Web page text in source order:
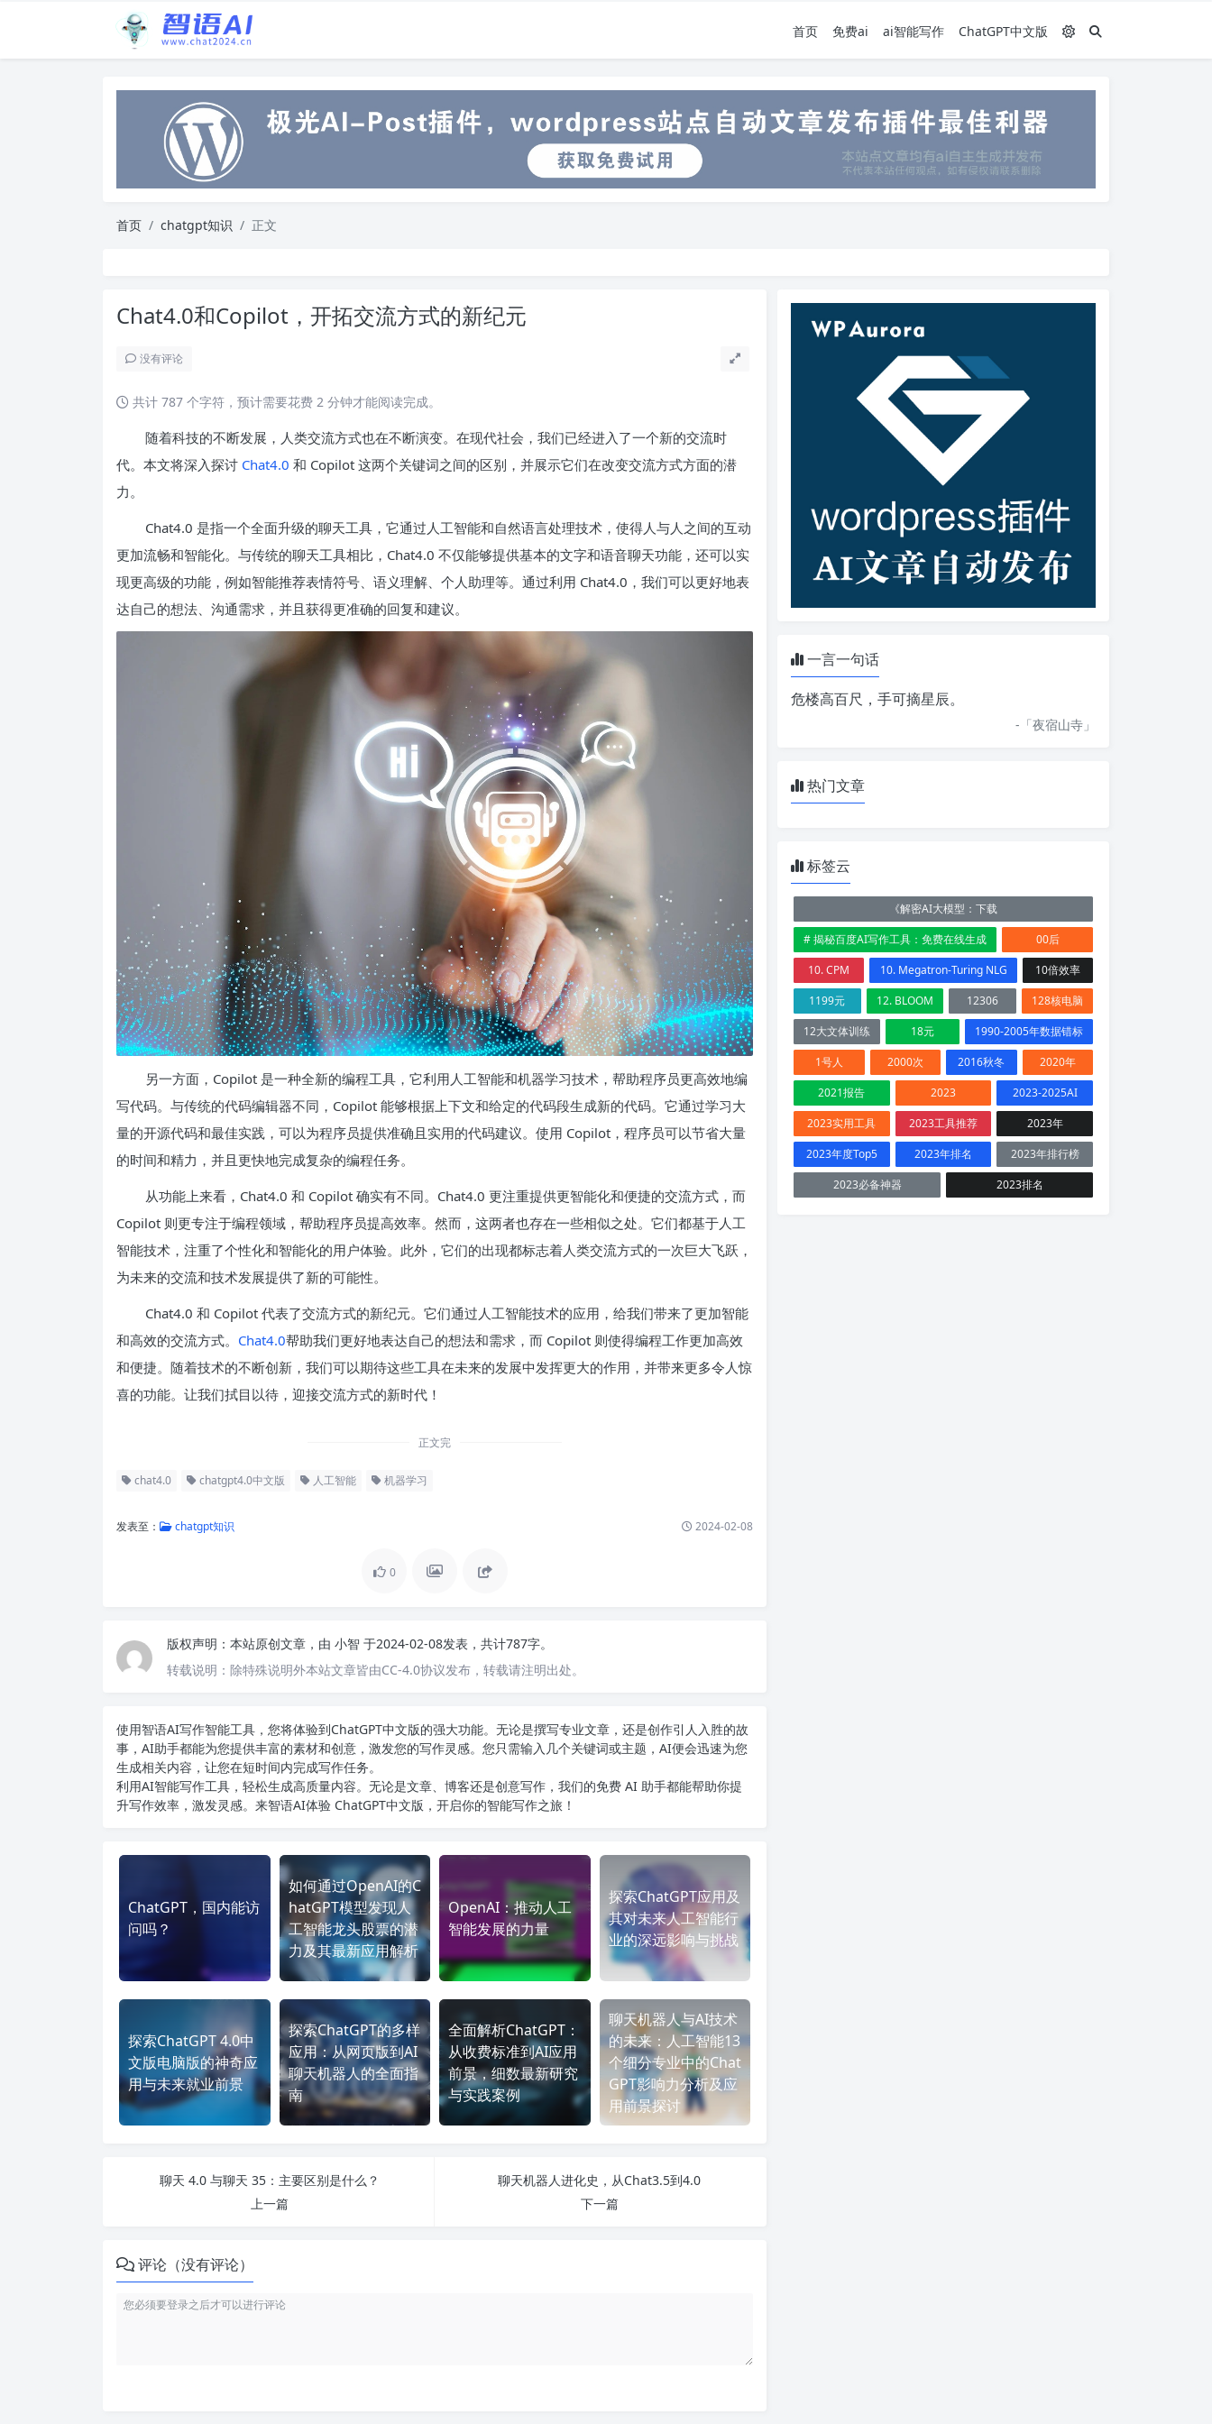
首页 免费ai ai智能写作 ChatGPT中文版
首页 chatgpt知识 正文
Chat4.0和Copilot，开拓交流方式的新纪元
没有评论
共计 787 个字符，预计需要花费 2 分钟才能阅读完成。
随着科技的不断发展，人类交流方式也在不断演变。在现代社会，我们已经进入了一个新的交流时
代。本文将深入探讨 Chat4.0 和 Copilot 这两个关键词之间的区别，并展示它们在改变交流方式方面的潜
力。
Chat4.0 是指一个全面升级的聊天工具，它通过人工智能和自然语言处理技术，使得人与人之间的互动
更加流畅和智能化。与传统的聊天工具相比，Chat4.0 不仅能够提供基本的文字和语音聊天功能，还可以实
现更高级的功能，例如智能推荐表情符号、语义理解、个人助理等。通过利用 Chat4.0，我们可以更好地表
达自己的想法、沟通需求，并且获得更准确的回复和建议。
另一方面，Copilot 是一种全新的编程工具，它利用人工智能和机器学习技术，帮助程序员更高效地编
写代码。与传统的代码编辑器不同，Copilot 能够根据上下文和给定的代码段生成新的代码。它通过学习大
量的开源代码和最佳实践，可以为程序员提供准确且实用的代码建议。使用 Copilot，程序员可以节省大量
的时间和精力，并且更快地完成复杂的编程任务。
从功能上来看，Chat4.0 和 Copilot 确实有不同。Chat4.0 更注重提供更智能化和便捷的交流方式，而
Copilot 则更专注于编程领域，帮助程序员提高效率。然而，这两者也存在一些相似之处。它们都基于人工
智能技术，注重了个性化和智能化的用户体验。此外，它们的出现都标志着人类交流方式的一次巨大飞跃，
为未来的交流和技术发展提供了新的可能性。
Chat4.0 和 Copilot 代表了交流方式的新纪元。它们通过人工智能技术的应用，给我们带来了更加智能
和高效的交流方式。 Chat4.0帮助我们更好地表达自己的想法和需求，而 Copilot 则使得编程工作更加高效
和便捷。随着技术的不断创新，我们可以期待这些工具在未来的发展中发挥更大的作用，并带来更多令人惊
喜的功能。让我们拭目以待，迎接交流方式的新时代！
正文完
chat4.0 chatgpt4.0中文版 人工智能 机器学习
发表至： chatgpt知识 2024-02-08
0
版权声明： 本站原创文章，由 小智 于2024-02-08发表，共计787字。
转载说明： 除特殊说明外本站文章皆由CC-4.0协议发布，转载请注明出处。
使用智语AI写作智能工具，您将体验到ChatGPT中文版的强大功能。无论是撰写专业文章，还是创作引人入胜的故
事，AI助手都能为您提供丰富的素材和创意，激发您的写作灵感。您只需输入几个关键词或主题，AI便会迅速为您
生成相关内容，让您在短时间内完成写作任务。
利用AI智能写作工具，轻松生成高质量内容。无论是文章、博客还是创意写作，我们的免费 AI 助手都能帮助你提
升写作效率，激发灵感。来智语AI体验 ChatGPT中文版 ，开启你的智能写作之旅！
ChatGPT，国内能访
问吗？
如何通过OpenAI的C
hatGPT模型发现人
工智能龙头股票的潜
力及其最新应用解析
OpenAI：推动人工
智能发展的力量
探索ChatGPT应用及
其对未来人工智能行
业的深远影响与挑战
探索ChatGPT 4.0中
文版电脑版的神奇应
用与未来就业前景
探索ChatGPT的多样
应用：从网页版到AI
聊天机器人的全面指
南
全面解析ChatGPT：
从收费标准到AI应用
前景，细数最新研究
与实践案例
聊天机器人与AI技术
的未来：人工智能13
个细分专业中的Chat
GPT影响力分析及应
用前景探讨
聊天 4.0 与聊天 35：主要区别是什么？
上一篇
聊天机器人进化史，从Chat3.5到4.0
下一篇
评论（没有评论）
一言一句话
危楼高百尺，手可摘星辰。
-「夜宿山寺 」
热门文章
标签云
《解密AI大模型：下载
# 揭秘百度AI写作工具：免费在线生成
00后
10. CPM
10. Megatron-Turing NLG
10倍效率
1199元
12. BLOOM 12306
128核电脑
12大文体训练
18元
1990-2005年数据错标
1号人
2000次 2016秋冬
2020年
2021报告
2023
2023-2025AI
2023实用工具
2023工具推荐
2023年
2023年度Top5
2023年排名
2023年排行榜
2023必备神器
2023排名